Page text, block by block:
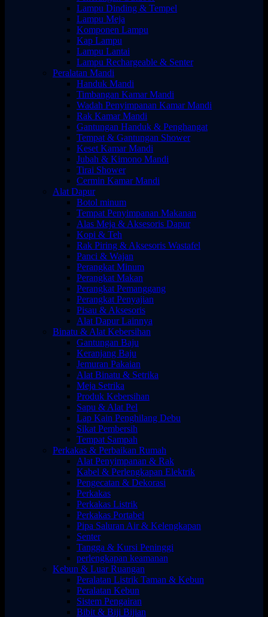
Lampu Dinding & Tempel
Lampu Meja
Komponen Lampu
Kap Lampu
Lampu Lantai
Lampu Rechargeable & Senter
Peralatan Mandi
Handuk Mandi
Timbangan Kamar Mandi
Wadah Penyimpanan Kamar Mandi
Rak Kamar Mandi
Gantungan Handuk & Penghangat
Tempat & Gantungan Shower
Keset Kamar Mandi
Jubah & Kimono Mandi
Tirai Shower
Cermin Kamar Mandi
Alat Dapur
Botol minum
Tempat Penyimpanan Makanan
Alas Meja & Aksesoris Dapur
Kopi & Teh
Rak Piring & Aksesoris Wastafel
Panci & Wajan
Perangkat Minum
Perangkat Makan
Perangkat Pemanggang
Perangkat Penyajian
Pisau & Aksesoris
Alat Dapur Lainnya
Binatu & Alat Kebersihan
Gantungan Baju
Keranjang Baju
Jemuran Pakaian
Alat Binatu & Setrika
Meja Setrika
Produk Kebersihan
Sapu & Alat Pel
Lap Kain Penghilang Debu
Sikat Pembersih
Tempat Sampah
Perkakas & Perbaikan Rumah
Alat Penyimpanan & Rak
Kabel & Perlengkapan Elektrik
Pengecatan & Dekorasi
Perkakas
Perkakas Listrik
Perkakas Portabel
Pipa Saluran Air & Kelengkapan
Senter
Tangga & Kursi Peninggi
perlengkapan keamanan
Kebun & Luar Ruangan
Peralatan Listrik Taman & Kebun
Peralatan Kebun
Sistem Pengairan
Bibit & Biji Bijian